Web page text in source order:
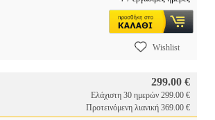
Wishlist
299.00 €
Ελάχιστη 30 ημερών 299.00 €
Προτεινόμενη λιανική 369.00 €